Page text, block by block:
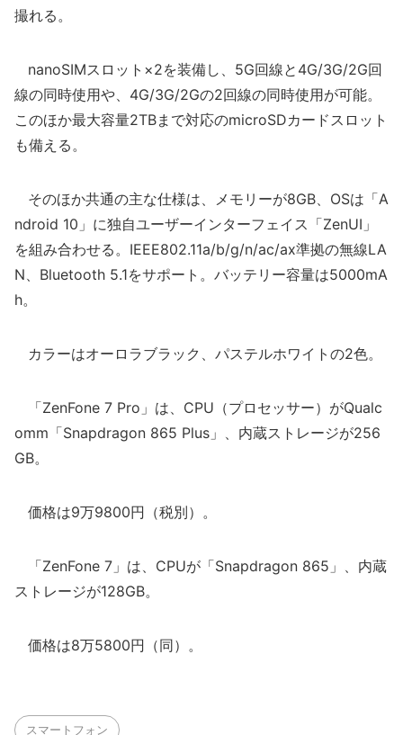
撮れる。
nanoSIMスロット×2を装備し、5G回線と4G/3G/2G回
線の同時使用や、4G/3G/2Gの2回線の同時使用が可能。
このほか最大容量2TBまで対応のmicroSDカードスロット
も備える。
そのほか共通の主な仕様は、メモリーが8GB、OSは「A
ndroid 10」に独自ユーザーインターフェイス「ZenUI」
を組み合わせる。IEEE802.11a/b/g/n/ac/ax準拠の無線LA
N、Bluetooth 5.1をサポート。バッテリー容量は5000mA
h。
カラーはオーロラブラック、パステルホワイトの2色。
「ZenFone 7 Pro」は、CPU（プロセッサー）がQualc
omm「Snapdragon 865 Plus」、内蔵ストレージが256
GB。
価格は9万9800円（税別）。
「ZenFone 7」は、CPUが「Snapdragon 865」、内蔵
ストレージが128GB。
価格は8万5800円（同）。
スマートフォン